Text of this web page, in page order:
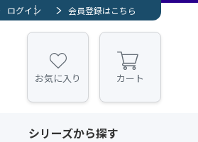
ログイン 会員登録はこちら
お気に入り カート
シリーズから探す